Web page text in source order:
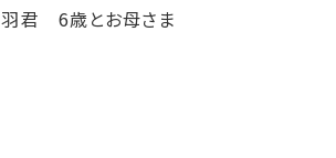
君 6歳とお母さま